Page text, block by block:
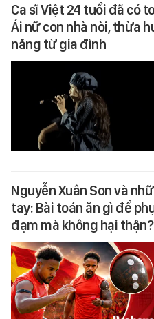
Ca sĩ Việt 24 tuổi đã có
Ái nữ con nhà nòi, thừa
năng từ gia đình
Nguyễn Xuân Son và
tay: Bài toán ăn gì để
đạm mà không hại thận?